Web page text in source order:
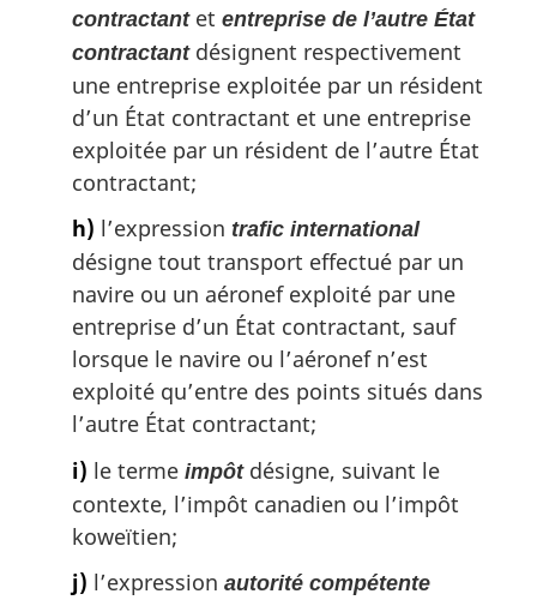
contractantet entreprise de l’autre État
contractantdésignent respectivement
une entreprise exploitée par un résident
d’un État contractant et une entreprise
exploitée par un résident de l’autre État
contractant;
h) l’expression trafic international
désigne tout transport effectué par un
navire ou un aéronef exploité par une
entreprise d’un État contractant, sauf
lorsque le navire ou l’aéronef n’est
exploité qu’entre des points situés dans
l’autre État contractant;
i) le terme impôtdésigne, suivant le
contexte, l’impôt canadien ou l’impôt
koweïtien;
j) l’expression autorité compétente